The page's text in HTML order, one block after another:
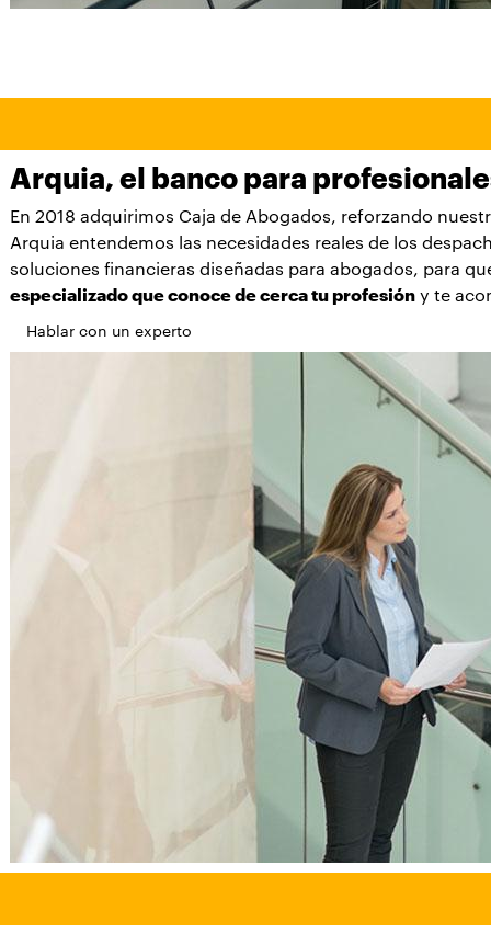
Arquia, el banco para
En 2018 adquirimos Caja de Abogados, reforzando
Arquia entendemos las necesidades reales de los
soluciones financieras diseñadas para abogados, para
especializado que conoce de cerca tu profesióny te
Hablar con un experto